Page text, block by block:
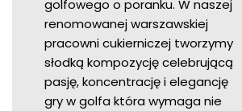
golfowego o poranku. W naszej
renomowanej warszawskiej
pracowni cukierniczej tworzymy
słodką kompozycję celebrującą
pasję, koncentrację i elegancję
gry w golfa która wymaga nie